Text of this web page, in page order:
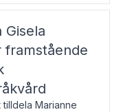
Gisela
framstående
Marianne